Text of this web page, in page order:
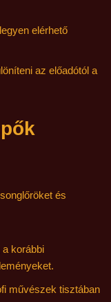
elérhető
az előadótól a
és
korábbi
művészek tisztában